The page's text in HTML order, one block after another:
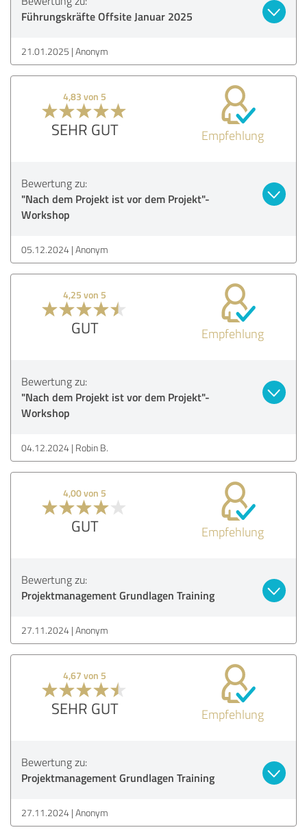
Führungskräfte Offsite Januar 2025
21.01.2025 Anonym
4,83 von 5
SEHR GUT Empfehlung
Bewertung zu:
"Nach dem Projekt ist vor dem Projekt"-
Workshop
05.12.2024 Anonym
4,25 von 5
GUT Empfehlung
Bewertung zu:
"Nach dem Projekt ist vor dem Projekt"-
Workshop
04.12.2024 Robin B.
4,00 von 5
GUT Empfehlung
Bewertung zu:
Projektmanagement Grundlagen Training
27.11.2024 Anonym
4,67 von 5
SEHR GUT Empfehlung
Bewertung zu:
Projektmanagement Grundlagen Training
27.11.2024 Anonym